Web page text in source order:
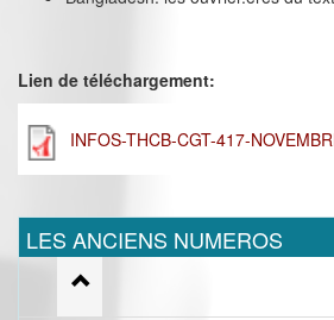
Lien de téléchargement:
INFOS-THCB-CGT-417-
LES ANCIENS NUMEROS